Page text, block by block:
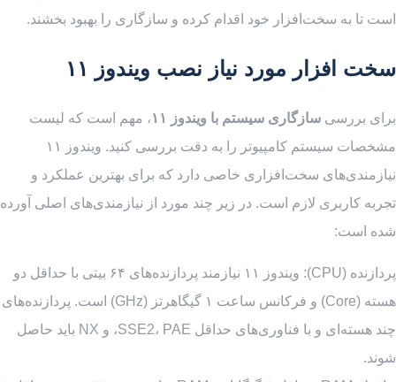
است تا به سخت‌افزار خود اقدام کرده و سازگاری را بهبود بخشند.
سخت افزار مورد نیاز نصب ویندوز ۱۱
برای بررسی سازگاری سیستم با ویندوز ۱۱
، مهم است که لیست
مشخصات سیستم کامپیوتر را به دقت بررسی کنید. ویندوز ۱۱
نیازمندی‌های سخت‌افزاری خاصی دارد که برای بهترین عملکرد و
تجربه کاربری لازم است. در زیر چند مورد از نیازمندی‌های اصلی آورده
شده است:
پردازنده (CPU): ویندوز ۱۱ نیازمند پردازنده‌های ۶۴ بیتی با حداقل دو
هسته (Core) و فرکانس ساعت ۱ گیگاهرتز (GHz) است. پردازنده‌های
چند هسته‌ای و با فناوری‌های حداقل SSE2، PAE، و NX باید حاصل
شوند.